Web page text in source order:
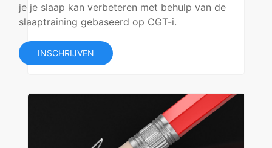
je je slaap kan verbeteren met behulp van de
slaaptraining gebaseerd op CGT-i.
INSCHRIJVEN